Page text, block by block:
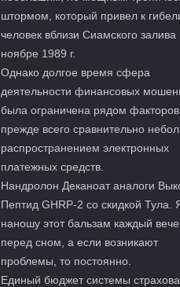
штормом, который привел к
человек вблизи Сиамского залива
ноябре 1989 г.
Однако долгое время сфера
деятельности финансовых
была ограничена рядом факторов,
прежде всего сравнительно
распространением электронных
платежных средств.
Нандролон Деканоат аналоги
Пептид GHRP-2 со скидкой Тула.
наношу этот бальзам каждый
перед сном, а если возникают
проблемы, то постоянно.
Единый бюджет системы